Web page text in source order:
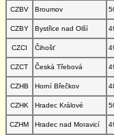
CZBV
Broumov
CZBY
Bystřice nad Olší
CZCI
Čihošť
CZCT
Česká Třebová
CZHB
Horní Břečkov
CZHK
Hradec Králové
CZHM
Hradec nad Moravicí